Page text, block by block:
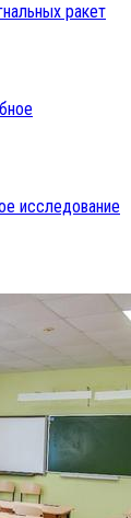
ракет
исследование